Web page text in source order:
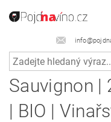
Sauvignon |
| BIO |